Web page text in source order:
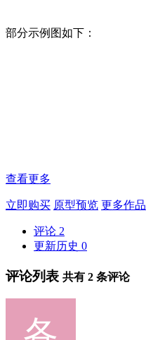
部分示例图如下：
查看更多
立即购买 原型预览 更多作品
评论 2
更新历史 0
评论列表 共有 2 条评论